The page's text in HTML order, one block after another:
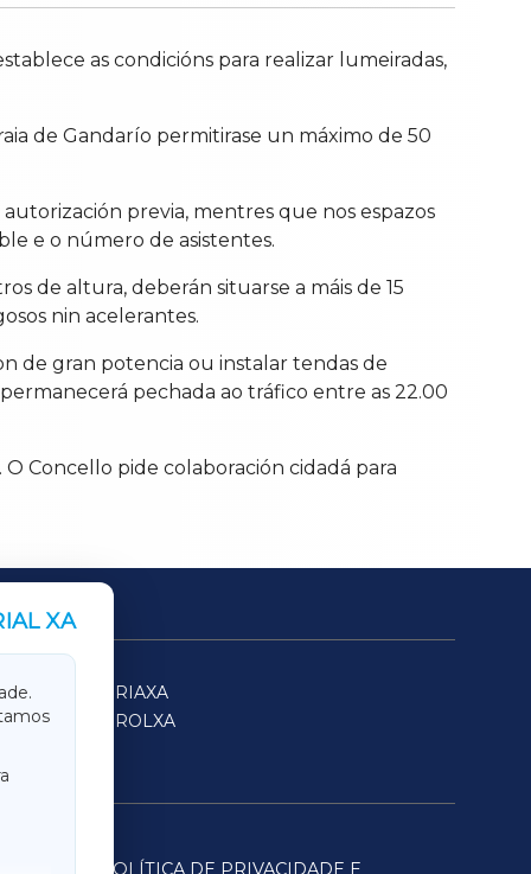
as condicións para realizar lumeiradas,
de Gandarío permitirase un máximo de 50
autorización previa, mentres que nos espazos
e o número de asistentes.
de altura, deberán situarse a máis de 15
nin acelerantes.
de gran potencia ou instalar tendas de
pechada ao tráfico entre as 22.00
Concello pide colaboración cidadá para
XA
SARRIAXA
FERROLXA
POLÍTICA DE PRIVACIDADE E